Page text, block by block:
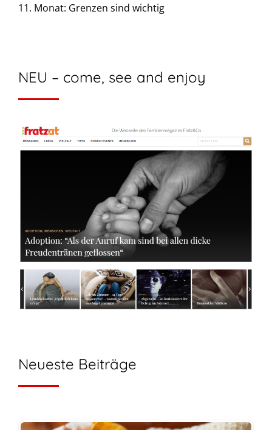
11. Monat: Grenzen sind wichtig
NEU – come, see and enjoy
Neueste Beiträge